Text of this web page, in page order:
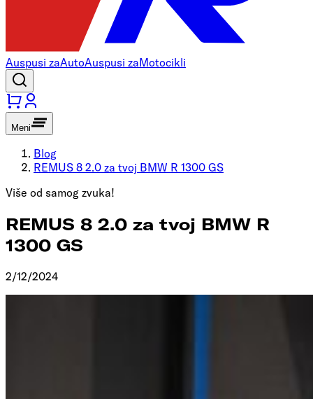
Auspusi zaAutoAuspusi zaMotocikli
Meni
Blog
REMUS 8 2.0 za tvoj BMW R 1300 GS
Više od samog zvuka!
REMUS 8 2.0 za tvoj BMW R
1300 GS
2/12/2024